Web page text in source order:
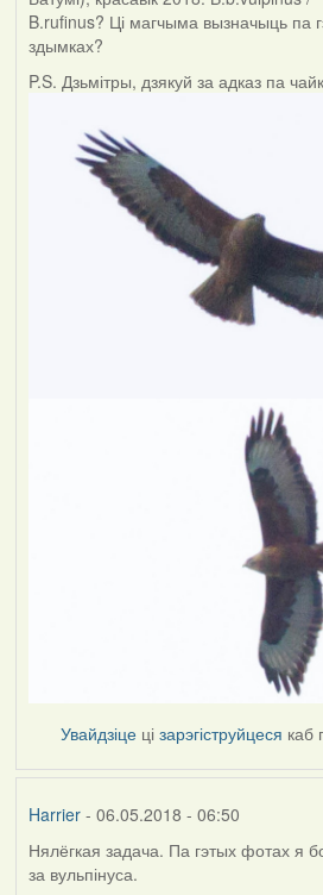
B.rufinus? Ці магчыма вызначыць па
здымках?
P.S. Дзьмітры, дзякуй за адказ па
Увайдзіце цізарэгіструйцеся каб
Harrier- 06.05.2018 - 06:50
Нялёгкая задача. Па гэтых фотах я
за вульпінуса.